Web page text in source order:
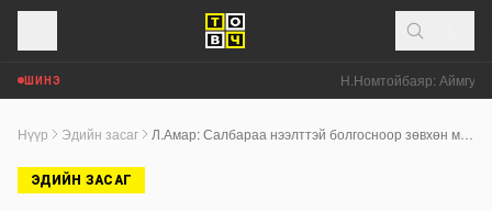
ШИНЭ Н.Номтойбаяр:
Нүүр Эдийн засаг
ЭДИЙН ЗАСАГ